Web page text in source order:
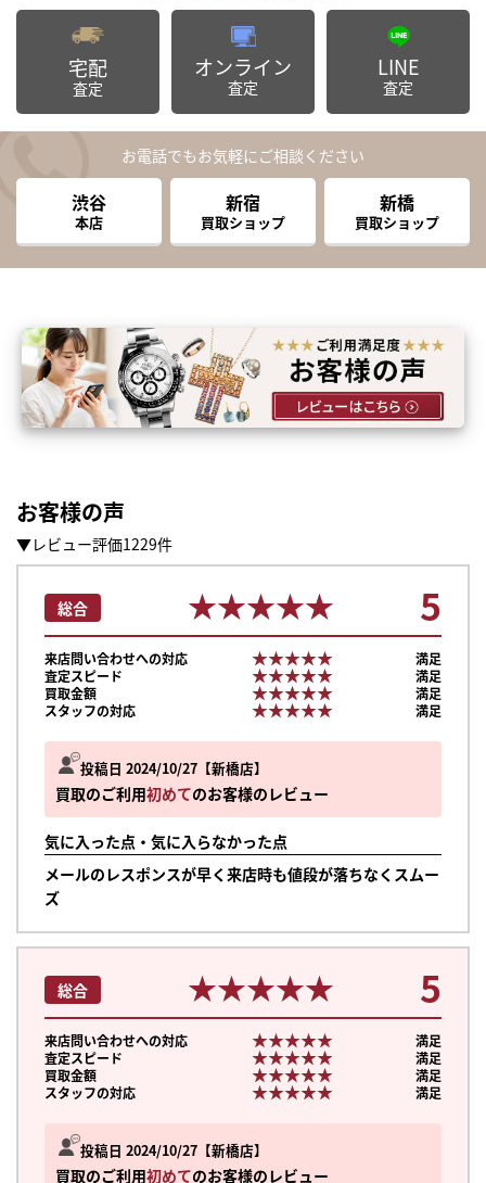
宅配
査定
オンライン
査定
LINE
査定
お電話でもお気軽にご相談ください
渋谷
本店
新宿
買取ショップ
新橋
買取ショップ
お客様の声
▼レビュー評価1229件
投稿日 2024/10/27 新橋店
買取のご利用初めてのお客様のレビュー
気に入った点・気に入らなかった点
メールのレスポンスが早く来店時も値段が落ちなくスムー
ズ
総合 ★★★★★
★★★★★ 5
来店問い合わせへの対応 ★★★★★
★★★★★
満足
査定スピード
★★★★★
★★★★★
満足
買取金額
★★★★★
★★★★★
満足
スタッフの対応
★★★★★
★★★★★ 満足
投稿日 2024/10/27 新橋店
買取のご利用初めてのお客様のレビュー
総合 ★★★★★
★★★★★ 5
来店問い合わせへの対応 ★★★★★
★★★★★
満足
査定スピード
★★★★★
★★★★★
満足
買取金額
★★★★★
★★★★★
満足
スタッフの対応
★★★★★
★★★★★
満足
かんたん30秒でお試し査定